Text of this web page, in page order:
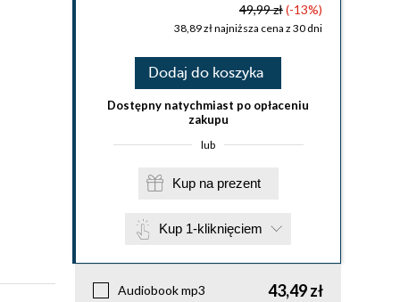
49,99 zł(-13%)
38,89 zł najniższa cena z 30 dni
Dodaj do koszyka
Dostępny natychmiast po opłaceniu
zakupu
lub
Kup na prezent
Kup 1-kliknięciem
Audiobook mp3 43,49 zł